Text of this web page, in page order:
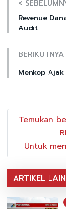
<
Revenue
Audit
BERIKUTNYA
Menkop
Temukan
Untuk
ARTIKEL